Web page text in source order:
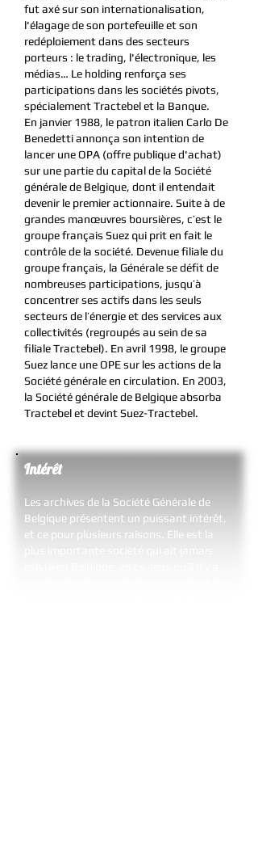
fut axé sur son internationalisation,
l'élagage de son portefeuille et son
redéploiement dans des secteurs
porteurs : le trading, l'électronique, les
médias… Le holding renforça ses
participations dans les sociétés pivots,
spécialement Tractebel et la Banque.
En janvier 1988, le patron italien Carlo De
Benedetti annonça son intention de
lancer une OPA (offre publique d'achat)
sur une partie du capital de la Société
générale de Belgique, dont il entendait
devenir le premier actionnaire. Suite à de
grandes manœuvres boursières, c’est le
groupe français Suez qui prit en fait le
contrôle de la société. Devenue filiale du
groupe français, la Générale se défit de
nombreuses participations, jusqu’à
concentrer ses actifs dans les seuls
secteurs de l’énergie et des services aux
collectivités (regroupés au sein de sa
filiale Tractebel). En avril 1998, le groupe
Suez lance une OPE sur les actions de la
Société générale en circulation. En 2003,
la Société générale de Belgique absorba
Tractebel et devint Suez-Tractebel.
Intérêt
Les archives de la Société Générale de
Belgique présentent un puissant intérêt,
et ce pour plusieurs raisons. Elle est la